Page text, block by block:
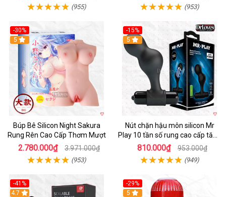
(955) (953)
-30%
Hot
5
Búp Bê Silicon Night Sakura
Rung Rên Cao Cấp Thơm Mượt
2.780.000₫ 3.971.000₫
(953)
-15%
Hot
5
Nút chặn hậu môn silicon Mr
Play 10 tần số rung cao cấp tăng
khoái cảm
810.000₫ 953.000₫
(949)
-41%
Hot
4.7
-29%
5